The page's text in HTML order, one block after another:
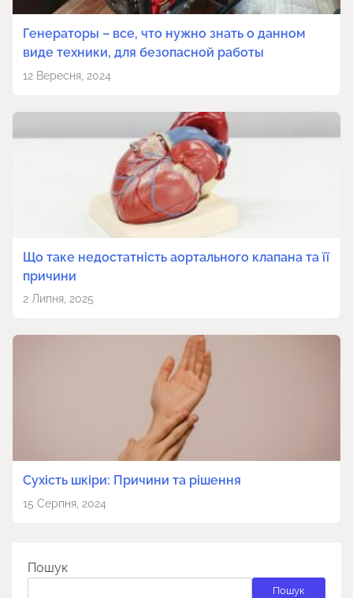
Генераторы – все, что нужно знать о данном
виде техники, для безопасной работы
12 Вересня, 2024
Що таке недостатність аортального клапана та її
причини
2 Липня, 2025
Сухість шкіри: Причини та рішення
15 Серпня, 2024
Пошук
Пошук